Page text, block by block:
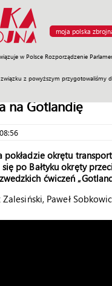
moja polska
w Polsce Rozporządzenie
z powyższym przygotowaliśmy
Sprzęt Misje Polityka
na Gotlandię
pokładzie okrętu
po Bałtyku okręty
ćwiczeń
Paweł